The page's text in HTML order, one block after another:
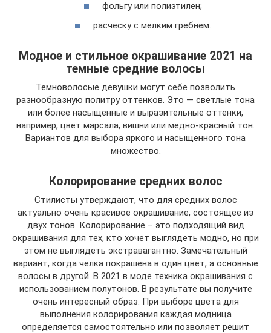
фольгу или полиэтилен;
расчёску с мелким гребнем.
Модное и стильное окрашивание 2021 на
темные средние волосы
Темноволосые девушки могут себе позволить
разнообразную политру оттенков. Это — светлые тона
или более насыщенные и выразительные оттенки,
например, цвет марсала, вишни или медно-красный тон.
Вариантов для выбора яркого и насыщенного тона
множество.
Колорирование средних волос
Стилисты утверждают, что для средних волос
актуально очень красивое окрашивание, состоящее из
двух тонов. Колорирование – это подходящий вид
окрашивания для тех, кто хочет выглядеть модно, но при
этом не выглядеть экстравагантно. Замечательный
вариант, когда челка покрашена в один цвет, а основные
волосы в другой. В 2021 в моде техника окрашивания с
использованием полутонов. В результате вы получите
очень интересный образ. При выборе цвета для
выполнения колорирования каждая модница
определяется самостоятельно или позволяет решит